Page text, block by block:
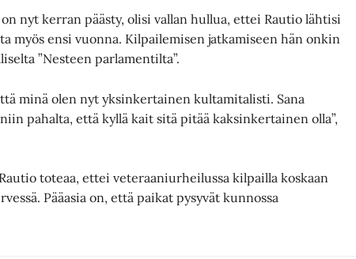
nyt kerran päästy, olisi vallan hullua, ettei Rautio lähtisi
myös ensi vuonna. Kilpailemisen jatkamiseen hän onkin
”Nesteen parlamentilta”.
minä olen nyt yksinkertainen kultamitalisti. Sana
pahalta, että kyllä kait sitä pitää kaksinkertainen olla”,
toteaa, ettei veteraaniurheilussa kilpailla koskaan
Pääasia on, että paikat pysyvät kunnossa